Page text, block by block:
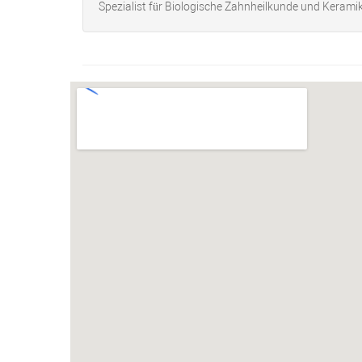
Spezialist für Biologische Zahnheilkunde und